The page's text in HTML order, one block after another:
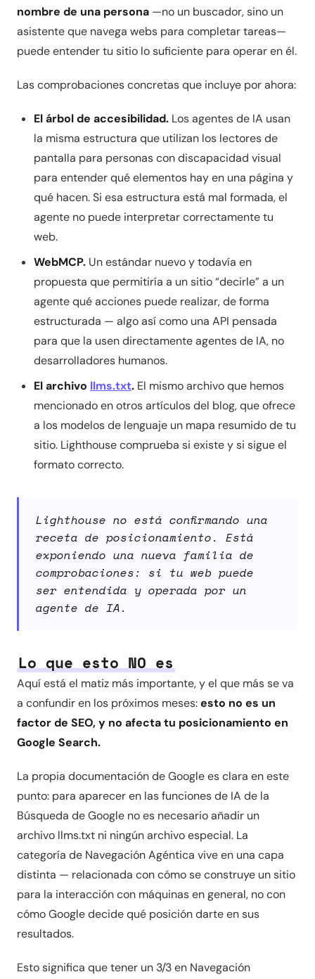
nombre de una persona —no un buscador, sino un
asistente que navega webs para completar tareas—
puede entender tu sitio lo suficiente para operar en él.
Las comprobaciones concretas que incluye por ahora:
El árbol de accesibilidad. Los agentes de IA usan
la misma estructura que utilizan los lectores de
pantalla para personas con discapacidad visual
para entender qué elementos hay en una página y
qué hacen. Si esa estructura está mal formada, el
agente no puede interpretar correctamente tu
web.
WebMCP. Un estándar nuevo y todavía en
propuesta que permitiría a un sitio “decirle” a un
agente qué acciones puede realizar, de forma
estructurada — algo así como una API pensada
para que la usen directamente agentes de IA, no
desarrolladores humanos.
El archivo llms.txt. El mismo archivo que hemos
mencionado en otros artículos del blog, que ofrece
a los modelos de lenguaje un mapa resumido de tu
sitio. Lighthouse comprueba si existe y si sigue el
formato correcto.
Lighthouse no está confirmando una
receta de posicionamiento. Está
exponiendo una nueva familia de
comprobaciones: si tu web puede
ser entendida y operada por un
agente de IA.
Lo que esto NO es
Aquí está el matiz más importante, y el que más se va
a confundir en los próximos meses:esto no es un
factor de SEO, y no afecta tu posicionamiento en
Google Search.
La propia documentación de Google es clara en este
punto: para aparecer en las funciones de IA de la
Búsqueda de Google no es necesario añadir un
archivo llms.txt ni ningún archivo especial. La
categoría de Navegación Agéntica vive en una capa
distinta — relacionada con cómo se construye un sitio
para la interacción con máquinas en general, no con
cómo Google decide qué posición darte en sus
resultados.
Esto significa que tener un 3/3 en Navegación